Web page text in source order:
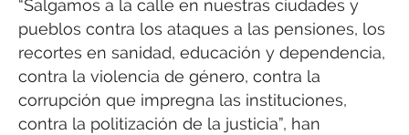
“Salgamos a la calle en nuestras ciudades y
pueblos contra los ataques a las pensiones, los
recortes en sanidad, educación y dependencia,
contra la violencia de género, contra la
corrupción que impregna las instituciones,
contra la politización de la justicia”, han